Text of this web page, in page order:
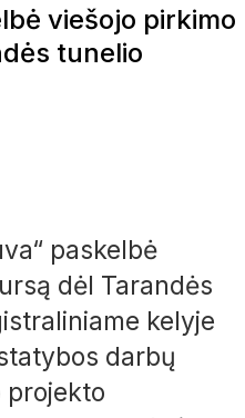
viešojo pirkimo
tunelio
paskelbė
dėl Tarandės
kelyje
darbų
projekto